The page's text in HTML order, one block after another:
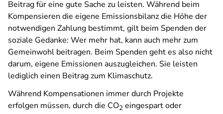
Beitrag für eine gute Sache zu leisten. Während beim
Kompensieren die eigene Emissionsbilanz die Höhe der
notwendigen Zahlung bestimmt, gilt beim Spenden der
soziale Gedanke: Wer mehr hat, kann auch mehr zum
Gemeinwohl beitragen. Beim Spenden geht es also nicht
darum, eigene Emissionen auszugleichen. Sie leisten
lediglich einen Beitrag zum Klimaschutz.
Während Kompensationen immer durch Projekte
erfolgen müssen, durch die CO2 eingespart oder